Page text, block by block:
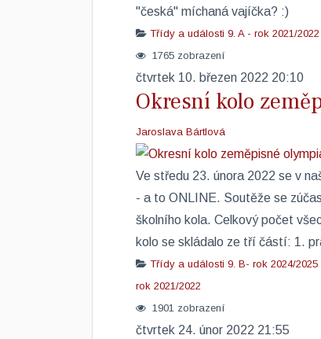
"česká" míchaná vajíčka? :)
Třídy a události 9. A - rok 2021/2022
1765 zobrazení
čtvrtek 10. březen 2022 20:10
Okresní kolo
Jaroslava Bártlová
Ve středu 23. února 2022 se v
- a to ONLINE. Soutěže se
školního kola. Celkový počet
kolo se skládalo ze tří částí: 1.
Třídy a události 9. B- rok 2024/2025
rok 2021/2022
1901 zobrazení
čtvrtek 24. únor 2022 21:55